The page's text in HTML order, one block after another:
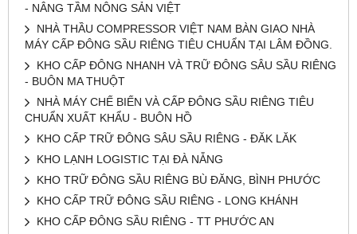
- NÂNG TẦM NÔNG SẢN VIỆT
NHÀ THẦU COMPRESSOR VIỆT NAM BÀN GIAO NHÀ
MÁY CẤP ĐÔNG SẦU RIÊNG TIÊU CHUẨN TẠI LÂM ĐỒNG.
KHO CẤP ĐÔNG NHANH VÀ TRỮ ĐÔNG SÂU SẦU RIÊNG
- BUÔN MA THUỘT
NHÀ MÁY CHẾ BIẾN VÀ CẤP ĐÔNG SẦU RIÊNG TIÊU
CHUẨN XUẤT KHẨU - BUÔN HỒ
KHO CẤP TRỮ ĐÔNG SÂU SẦU RIÊNG - ĐĂK LĂK
KHO LẠNH LOGISTIC TẠI ĐÀ NẴNG
KHO TRỮ ĐÔNG SẦU RIÊNG BÙ ĐĂNG, BÌNH PHƯỚC
KHO CẤP TRỮ ĐÔNG SẦU RIÊNG - LONG KHÁNH
KHO CẤP ĐÔNG SẦU RIÊNG - TT PHƯỚC AN